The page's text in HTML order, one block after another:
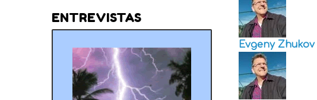
Evgeny Zhukov
ENTREVISTAS